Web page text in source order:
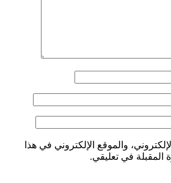
والموقع الإلكتروني في هذا
المقبلة في تعليقي.